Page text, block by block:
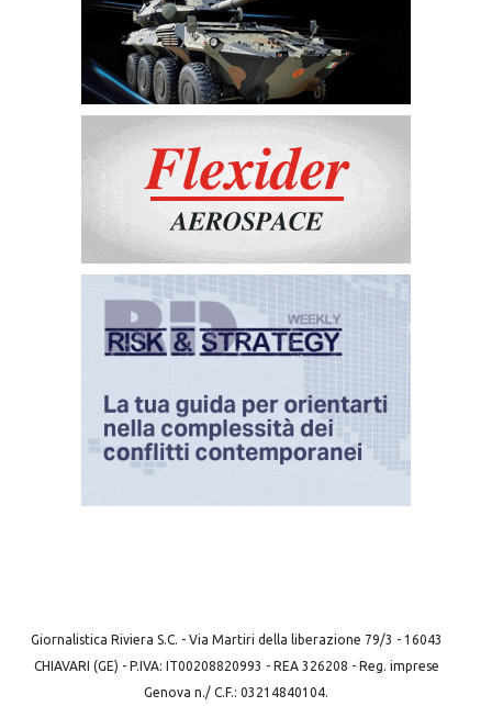
Giornalistica Riviera S.C. - Via Martiri della liberazione 79/3 - 16043
CHIAVARI (GE) - P.IVA: IT00208820993 - REA 326208 - Reg. imprese
Genova n./ C.F.: 03214840104.